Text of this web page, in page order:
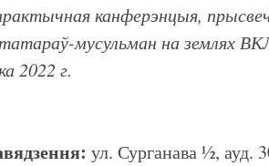
канферэнцыя,
мусульман на землях
2022 г.
ул. Сурганава ½, ауд.